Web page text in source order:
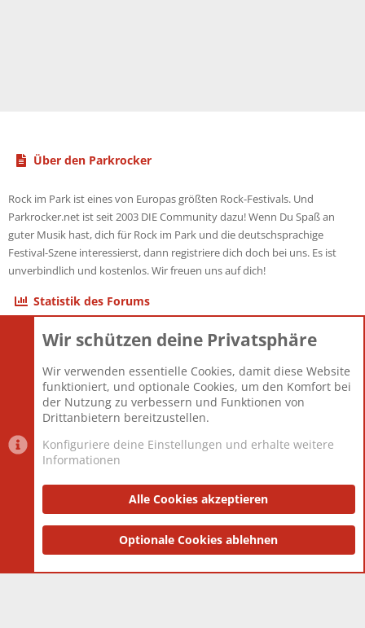
Über den Parkrocker
Rock im Park ist eines von Europas größten Rock-Festivals. Und
Parkrocker.net ist seit 2003 DIE Community dazu! Wenn Du Spaß an
guter Musik hast, dich für Rock im Park und die deutschsprachige
Festival-Szene interessierst, dann registriere dich doch bei uns. Es ist
unverbindlich und kostenlos. Wir freuen uns auf dich!
Statistik des Forums
Themen
Mitglieder
12.427
Neuestes Mitglied
Berlin
Datenschutzerklärung Impressum
Community platform by XenForo® © 2010-2025 XenForo Ltd.
and add-ons by ThemeHouse
Wir schützen deine Privatsphäre
Wir verwenden essentielle Cookies, damit diese Website
funktioniert, und optionale Cookies, um den Komfort bei
der Nutzung zu verbessern und Funktionen von
Drittanbietern bereitzustellen.
Konfiguriere deine Einstellungen und erhalte weitere
Informationen
Alle Cookies akzeptieren
Optionale Cookies ablehnen